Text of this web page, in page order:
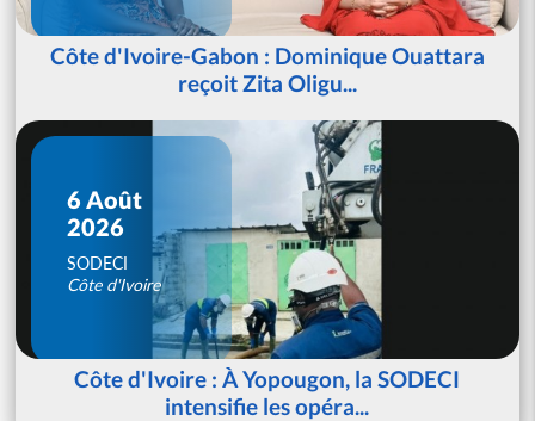
Côte d'Ivoire-Gabon : Dominique Ouattara
reçoit Zita Oligu...
6 Août
2026
SODECI
Côte d'Ivoire
Côte d'Ivoire : À Yopougon, la SODECI
intensifie les opéra...